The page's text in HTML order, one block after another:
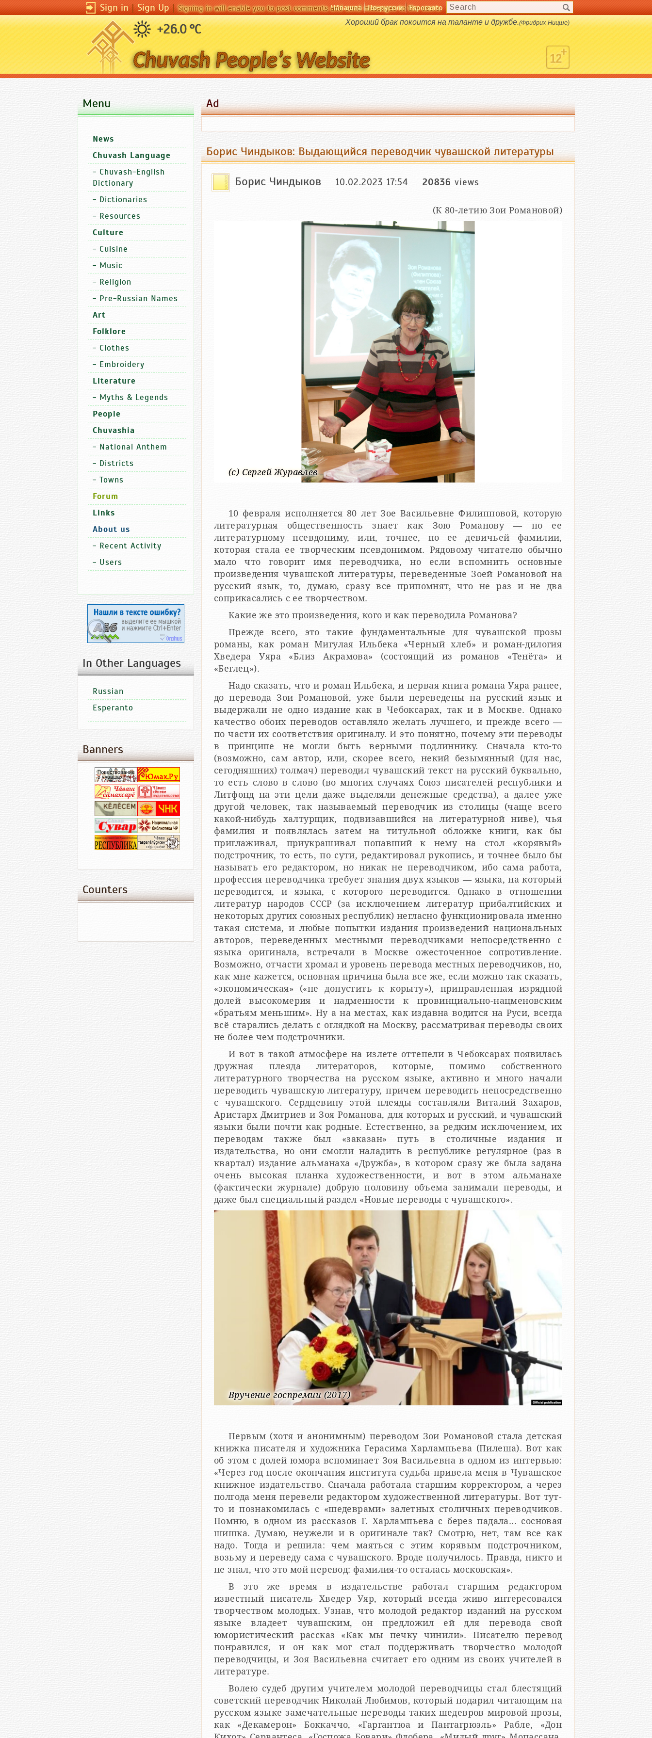
Sign in|Sign Up|Signing in will enable you to post comments and send messages to the users.
Чӑвашла По-русски Esperanto
+26.0 °C Хороший брак покоится на таланте и дружбе.(Фридрих Ницше)
Ad
Борис Чиндыков: Выдающийся переводчик чувашской литературы
Борис Чиндыков 10.02.2023 17:54 20836 views
(К 80-летию Зои Романовой)
(c) Сергей Журавлев
10 февраля исполняется 80 лет Зое Васильевне Филипповой, которую
литературная общественность знает как Зою Романову — по ее
литературному псевдониму, или, точнее, по ее девичьей фамилии,
которая стала ее творческим псевдонимом. Рядовому читателю обычно
мало что говорит имя переводчика, но если вспомнить основные
произведения чувашской литературы, переведенные Зоей Романовой на
русский язык, то, думаю, сразу все припомнят, что не раз и не два
соприкасались с ее творчеством.
Какие же это произведения, кого и как переводила Романова?
Прежде всего, это такие фундаментальные для чувашской прозы
романы, как роман Мигулая Ильбека «Черный хлеб» и роман-дилогия
Хведера Уяра «Близ Акрамова» (состоящий из романов «Тенёта» и
«Беглец»).
Надо сказать, что и роман Ильбека, и первая книга романа Уяра ранее,
до перевода Зои Романовой, уже были переведены на русский язык и
выдержали не одно издание как в Чебоксарах, так и в Москве. Однако
качество обоих переводов оставляло желать лучшего, и прежде всего —
по части их соответствия оригиналу. И это понятно, почему эти переводы
в принципе не могли быть верными подлиннику. Сначала кто-то
(возможно, сам автор, или, скорее всего, некий безымянный (для нас,
сегодняшних) толмач) переводил чувашский текст на русский буквально,
то есть слово в слово (во многих случаях Союз писателей республики и
Литфонд на эти цели даже выделяли денежные средства), а далее уже
другой человек, так называемый переводчик из столицы (чаще всего
какой-нибудь халтурщик, подвизавшийся на литературной ниве), чья
фамилия и появлялась затем на титульной обложке книги, как бы
приглаживал, приукрашивал попавший к нему на стол «корявый»
подстрочник, то есть, по сути, редактировал рукопись, и точнее было бы
называть его редактором, но никак не переводчиком, ибо сама работа,
профессия переводчика требует знания двух языков — языка, на который
переводится, и языка, с которого переводится. Однако в отношении
литератур народов СССР (за исключением литератур прибалтийских и
некоторых других союзных республик) негласно функционировала именно
такая система, и любые попытки издания произведений национальных
авторов, переведенных местными переводчиками непосредственно с
языка оригинала, встречали в Москве ожесточенное сопротивление.
Возможно, отчасти хромал и уровень перевода местных переводчиков, но,
как мне кажется, основная причина была все же, если можно так сказать,
«экономическая» («не допустить к корыту»), приправленная изрядной
долей высокомерия и надменности к провинциально-нацменовским
«братьям меньшим». Ну а на местах, как издавна водится на Руси, всегда
всё старались делать с оглядкой на Москву, рассматривая переводы своих
не более чем подстрочники.
И вот в такой атмосфере на излете оттепели в Чебоксарах появилась
дружная плеяда литераторов, которые, помимо собственного
литературного творчества на русском языке, активно и много начали
переводить чувашскую литературу, причем переводить непосредственно
с чувашского. Сердцевину этой плеяды составляли Виталий Захаров,
Аристарх Дмитриев и Зоя Романова, для которых и русский, и чувашский
языки были почти как родные. Естественно, за редким исключением, их
переводам также был «заказан» путь в столичные издания и
издательства, но они смогли наладить в республике регулярное (раз в
квартал) издание альманаха «Дружба», в котором сразу же была задана
очень высокая планка художественности, и вот в этом альманахе
(фактически журнале) добрую половину объема занимали переводы, и
даже был специальный раздел «Новые переводы с чувашского».
Вручение госпремии (2017)
Первым (хотя и анонимным) переводом Зои Романовой стала детская
книжка писателя и художника Герасима Харлампьева (Пилеша). Вот как
об этом с долей юмора вспоминает Зоя Васильевна в одном из интервью:
«Через год после окончания института судьба привела меня в Чувашское
книжное издательство. Сначала работала старшим корректором, а через
полгода меня перевели редактором художественной литературы. Вот тут-
то и познакомилась с «шедеврами» залетных столичных переводчиков.
Помню, в одном из рассказов Г. Харлампьева с берез падала... сосновая
шишка. Думаю, неужели и в оригинале так? Смотрю, нет, там все как
надо. Тогда и решила: чем маяться с этим корявым подстрочником,
возьму и переведу сама с чувашского. Вроде получилось. Правда, никто и
не знал, что это мой перевод: фамилия-то осталась московская».
В это же время в издательстве работал старшим редактором
известный писатель Хведер Уяр, который всегда живо интересовался
творчеством молодых. Узнав, что молодой редактор изданий на русском
языке владеет чувашским, он предложил ей для перевода свой
юмористический рассказ «Как мы печку чинили». Писателю перевод
понравился, и он как мог стал поддерживать творчество молодой
переводчицы, и Зоя Васильевна считает его одним из своих учителей в
литературе.
Волею судеб другим учителем молодой переводчицы стал блестящий
советский переводчик Николай Любимов, который подарил читающим на
русском языке замечательные переводы таких шедевров мировой прозы,
как «Декамерон» Боккаччо, «Гаргантюа и Пантагрюэль» Рабле, «Дон
Menu
News
Chuvash Language
- Chuvash-English
Dictionary
- Dictionaries
- Resources
Culture
- Cuisine
- Music
- Religion
- Pre-Russian Names
Art
Folklore
- Clothes
- Embroidery
Literature
- Myths & Legends
People
Chuvashia
- National Anthem
- Districts
- Towns
Forum
Links
About us
- Recent Activity
- Users
In Other Languages
Russian
Esperanto
Banners
Counters